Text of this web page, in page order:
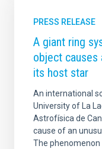
PRESS RELEASE
A giant ring
object causes
its host star
An international
University of La
Astrofísica de
cause of an
The phenomenon